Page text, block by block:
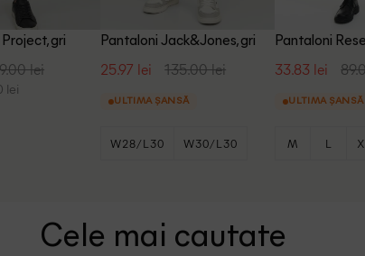
gri
lei
lei
Pantaloni Jack&Jones, gri
25.97 lei 135.00 lei
ULTIMA ȘANSĂ
W28/L30 W30/L30
Pantaloni
33.83 lei
ULTIMA ȘANSĂ
M L
Cele mai cautate